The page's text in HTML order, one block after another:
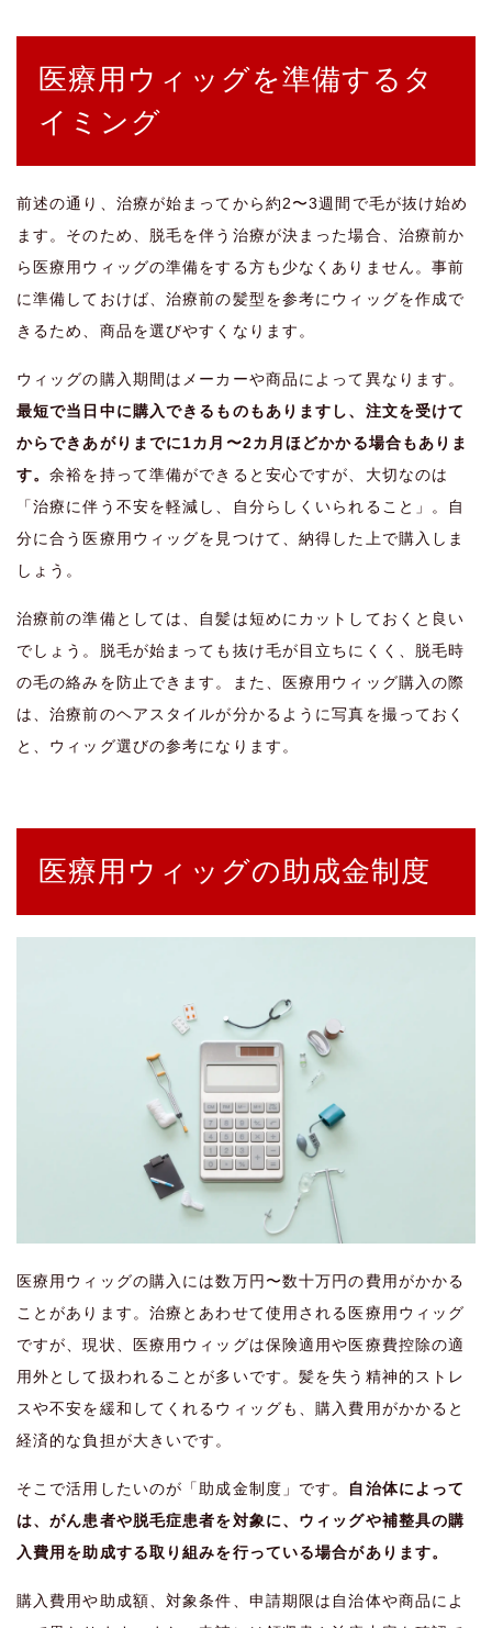
医療用ウィッグを準備するタ
イミング
前述の通り、治療が始まってから約2〜3週間で毛が抜け始め
ます。そのため、脱毛を伴う治療が決まった場合、治療前か
ら医療用ウィッグの準備をする方も少なくありません。事前
に準備しておけば、治療前の髪型を参考にウィッグを作成で
きるため、商品を選びやすくなります。
ウィッグの購入期間はメーカーや商品によって異なります。
最短で当日中に購入できるものもありますし、注文を受けて
からできあがりまでに1カ月〜2カ月ほどかかる場合もありま
す。余裕を持って準備ができると安心ですが、大切なのは
「治療に伴う不安を軽減し、自分らしくいられること」。自
分に合う医療用ウィッグを見つけて、納得した上で購入しま
しょう。
治療前の準備としては、自髪は短めにカットしておくと良い
でしょう。脱毛が始まっても抜け毛が目立ちにくく、脱毛時
の毛の絡みを防止できます。また、医療用ウィッグ購入の際
は、治療前のヘアスタイルが分かるように写真を撮っておく
と、ウィッグ選びの参考になります。
医療用ウィッグの助成金制度
医療用ウィッグの購入には数万円〜数十万円の費用がかかる
ことがあります。治療とあわせて使用される医療用ウィッグ
ですが、現状、医療用ウィッグは保険適用や医療費控除の適
用外として扱われることが多いです。髪を失う精神的ストレ
スや不安を緩和してくれるウィッグも、購入費用がかかると
経済的な負担が大きいです。
そこで活用したいのが「助成金制度」です。 自治体によって
は、がん患者や脱毛症患者を対象に、ウィッグや補整具の購
入費用を助成する取り組みを行っている場合があります。
購入費用や助成額、対象条件、申請期限は自治体や商品によ